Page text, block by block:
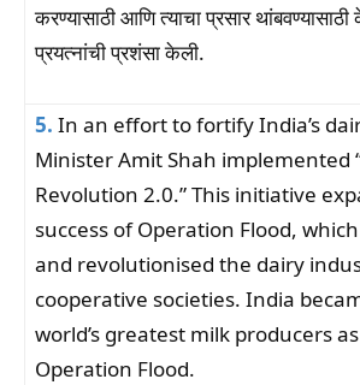
करण्यासाठी आणि त्याचा प्रसार
प्रयत्नांची प्रशंसा केली.
5. In an effort to fortify India’s
Minister Amit Shah implemented
Revolution 2.0.” This initiative
success of Operation Flood,
and revolutionised the dairy
cooperative societies. India
world’s greatest milk producers
Operation Flood.